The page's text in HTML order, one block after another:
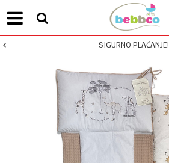
SIGURNO PLAĆANJE!